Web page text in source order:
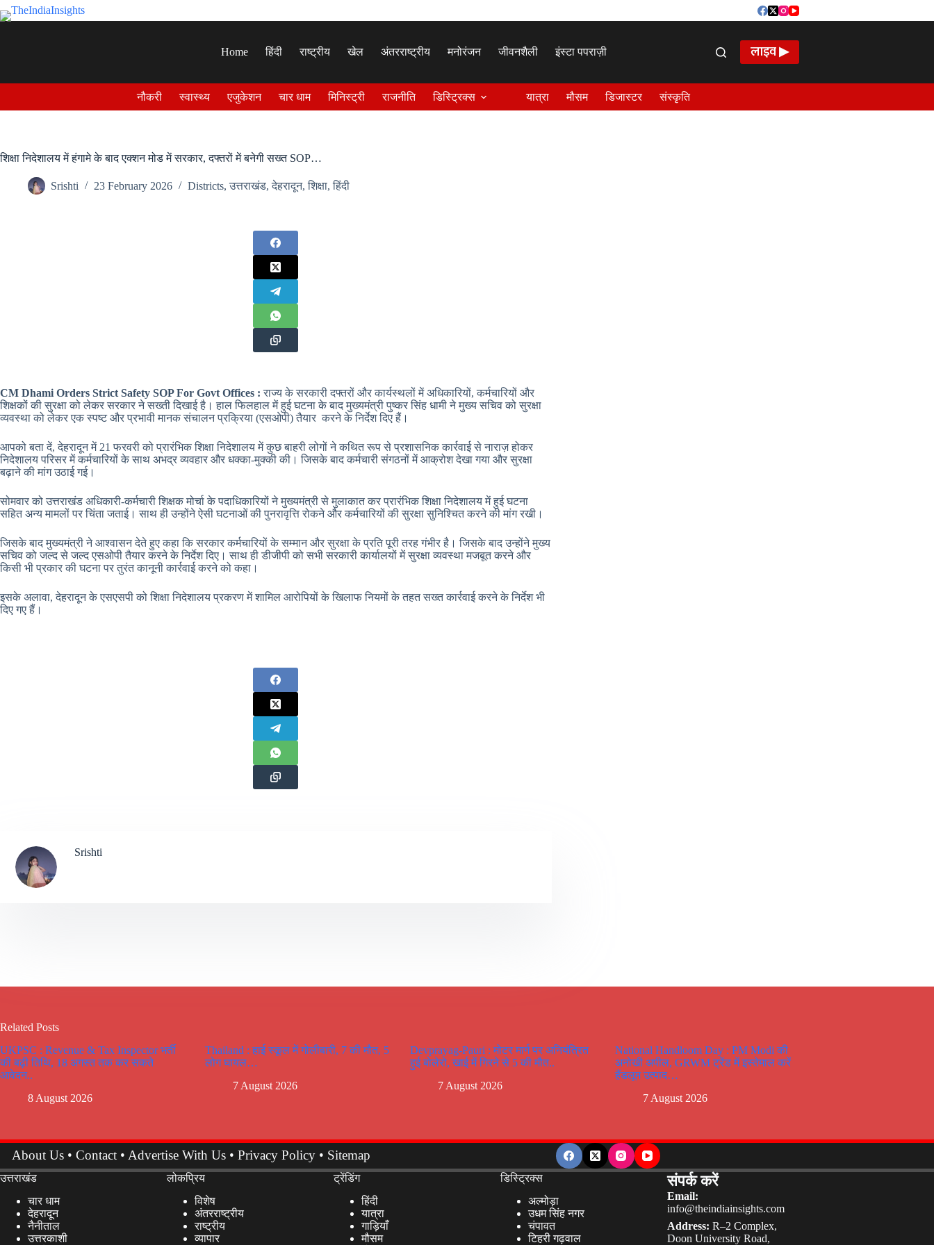
Skip
to
Home
हिंदी राष्ट्रीय खेल अंतरराष्ट्रीय मनोरंजन जीवनशैली इंस्टा पपराज़ी लाइव ▶
नौकरी स्वास्थ्य एजुकेशन चार धाम मिनिस्ट्री राजनीति डिस्ट्रिक्स यात्रा मौसम डिजास्टर संस्कृति
शिक्षा निदेशालय में हंगामे के बाद एक्शन मोड में सरकार, दफ्तरों में बनेगी सख्त SOP…
Srishti 23 February 2026 Districts,उत्तराखंड,देहरादून,शिक्षा,हिंदी
CM Dhami Orders Strict Safety SOP For Govt Offices :राज्य के सरकारी दफ्तरों और कार्यस्थलों में अधिकारियों, कर्मचारियों और
शिक्षकों की सुरक्षा को लेकर सरकार ने सख्ती दिखाई है। हाल फिलहाल में हुई घटना के बाद मुख्यमंत्री पुष्कर सिंह धामी ने मुख्य सचिव को सुरक्षा
व्यवस्था को लेकर एक स्पष्ट और प्रभावी मानक संचालन प्रक्रिया (एसओपी) तैयार करने के निर्देश दिए हैं।
आपको बता दें, देहरादून में 21 फरवरी को प्रारंभिक शिक्षा निदेशालय में कुछ बाहरी लोगों ने कथित रूप से प्रशासनिक कार्रवाई से नाराज़ होकर
निदेशालय परिसर में कर्मचारियों के साथ अभद्र व्यवहार और धक्का-मुक्की की। जिसके बाद कर्मचारी संगठनों में आक्रोश देखा गया और सुरक्षा
बढ़ाने की मांग उठाई गई।
सोमवार को उत्तराखंड अधिकारी-कर्मचारी शिक्षक मोर्चा के पदाधिकारियों ने मुख्यमंत्री से मुलाकात कर प्रारंभिक शिक्षा निदेशालय में हुई घटना
सहित अन्य मामलों पर चिंता जताई। साथ ही उन्होंने ऐसी घटनाओं की पुनरावृत्ति रोकने और कर्मचारियों की सुरक्षा सुनिश्चित करने की मांग रखी।
जिसके बाद मुख्यमंत्री ने आश्वासन देते हुए कहा कि सरकार कर्मचारियों के सम्मान और सुरक्षा के प्रति पूरी तरह गंभीर है। जिसके बाद उन्होंने मुख्य
सचिव को जल्द से जल्द एसओपी तैयार करने के निर्देश दिए। साथ ही डीजीपी को सभी सरकारी कार्यालयों में सुरक्षा व्यवस्था मजबूत करने और
किसी भी प्रकार की घटना पर तुरंत कानूनी कार्रवाई करने को कहा।
इसके अलावा, देहरादून के एसएसपी को शिक्षा निदेशालय प्रकरण में शामिल आरोपियों के खिलाफ नियमों के तहत सख्त कार्रवाई करने के निर्देश भी
दिए गए हैं।
Srishti
Related Posts
UKPSC : Revenue & Tax Inspector भर्ती
की बढ़ी तिथि, 18 अगस्त तक कर सकते
आवेदन..
8 August 2026
Thailand : हाई स्कूल में गोलीबारी, 7 की मौत, 5
लोग घायल…
7 August 2026
Devprayag-Pauri : मोटर मार्ग पर अनियंत्रित
हुई बोलेरो, खाई में गिरने से 5 की मौत..
7 August 2026
National Handloom Day : PM Modi की
अनोखी अपील, GRWM ट्रेंड में इस्तेमाल करें
हैंडलूम उत्पाद…
7 August 2026
About Us • Contact • Advertise With Us • Privacy Policy • Sitemap
उत्तराखंड
चार धाम
देहरादून
नैनीताल
उत्तरकाशी
लोकप्रिय
विशेष
अंतरराष्ट्रीय
राष्ट्रीय
व्यापार
ट्रेंडिंग
हिंदी
यात्रा
गाड़ियाँ
मौसम
डिस्ट्रिक्स
अल्मोड़ा
उधम सिंह नगर
चंपावत
टिहरी गढ़वाल
संपर्क करें
Email:
info@theindiainsights.com
Address: R–2 Complex,
Doon University Road,